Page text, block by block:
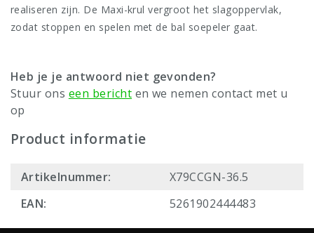
realiseren zijn. De Maxi-krul vergroot het slagoppervlak,
zodat stoppen en spelen met de bal soepeler gaat.
Heb je je antwoord niet gevonden?
Stuur ons een bericht en we nemen contact met u
op
Product informatie
Artikelnummer:
X79CCGN-36.5
EAN:
5261902444483